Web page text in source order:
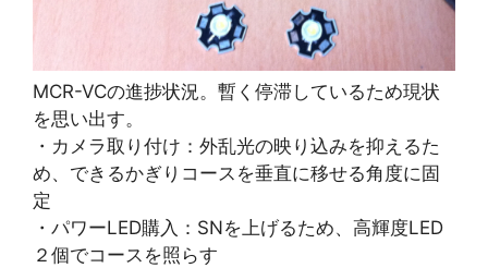
MCR-VCの進捗状況。暫く停滞しているため現状
を思い出す。
・カメラ取り付け：外乱光の映り込みを抑えるた
め、できるかぎりコースを垂直に移せる角度に固
定
・パワーLED購入：SNを上げるため、高輝度LED
２個でコースを照らす